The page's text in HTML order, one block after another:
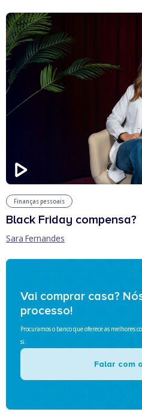
Finanças pessoais
Black Friday compensa?
Sara Fernandes
Vai comprar casa?
processo!
Procuramos o banco que oferece as melhores
si.
Falar com